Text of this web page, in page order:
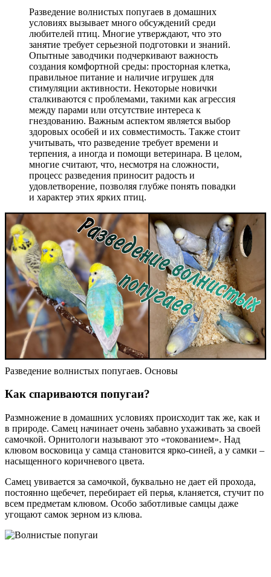
Разведение волнистых попугаев в домашних
условиях вызывает много обсуждений среди
любителей птиц. Многие утверждают, что это
занятие требует серьезной подготовки и знаний.
Опытные заводчики подчеркивают важность
создания комфортной среды: просторная клетка,
правильное питание и наличие игрушек для
стимуляции активности. Некоторые новички
сталкиваются с проблемами, такими как агрессия
между парами или отсутствие интереса к
гнездованию. Важным аспектом является выбор
здоровых особей и их совместимость. Также стоит
учитывать, что разведение требует времени и
терпения, а иногда и помощи ветеринара. В целом,
многие считают, что, несмотря на сложности,
процесс разведения приносит радость и
удовлетворение, позволяя глубже понять повадки
и характер этих ярких птиц.
Разведение волнистых попугаев. Основы
Как спариваются попугаи?
Размножение в домашних условиях происходит так же, как и
в природе. Самец начинает очень забавно ухаживать за своей
самочкой. Орнитологи называют это «токованием». Над
клювом восковица у самца становится ярко-синей, а у самки –
насыщенного коричневого цвета.
Самец увивается за самочкой, буквально не дает ей прохода,
постоянно щебечет, перебирает ей перья, кланяется, стучит по
всем предметам клювом. Особо заботливые самцы даже
угощают самок зерном из клюва.